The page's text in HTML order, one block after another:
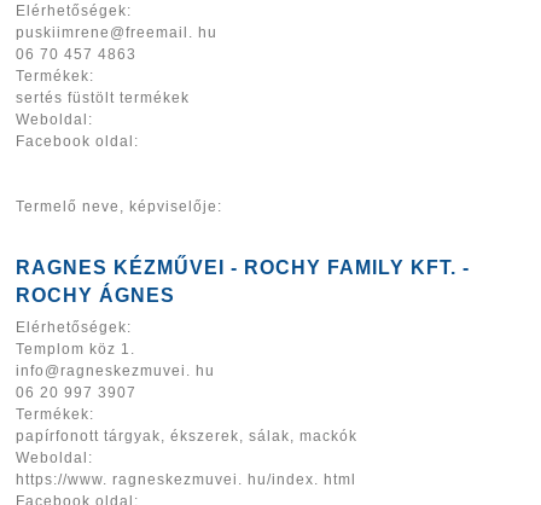
Elérhetőségek:
puskiimrene@freemail. hu
06 70 457 4863
Termékek:
sertés füstölt termékek
Weboldal:
Facebook oldal:
Termelő neve, képviselője:
RAGNES KÉZMŰVEI - ROCHY FAMILY KFT. -
ROCHY ÁGNES
Elérhetőségek:
Templom köz 1.
info@ragneskezmuvei. hu
06 20 997 3907
Termékek:
papírfonott tárgyak, ékszerek, sálak, mackók
Weboldal:
https://www. ragneskezmuvei. hu/index. html
Facebook oldal: